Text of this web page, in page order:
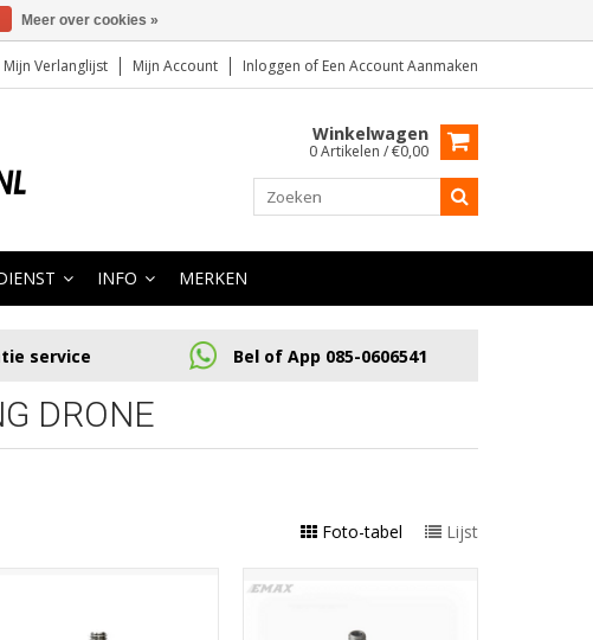
Mijn Verlanglijst Mijn Account Inloggen of Een Account Aanmaken
Winkelwagen
0 Artikelen / €0,00
INFO MERKEN
service Bel of App 085-0606541
DRONE
Foto-tabel Lijst
Meer over cookies »